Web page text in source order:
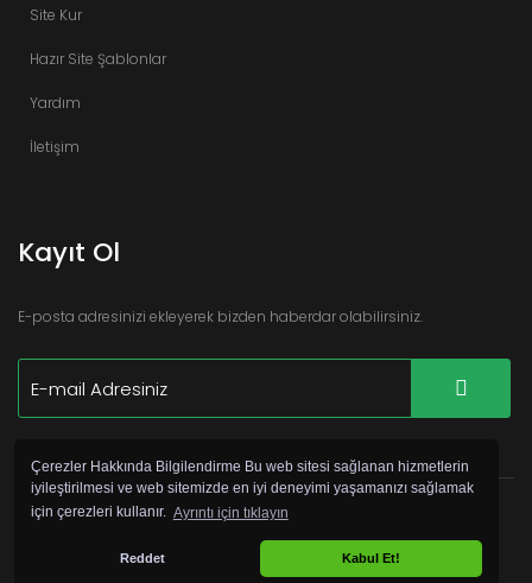
Çerezler Hakkında Bilgilendirme Bu web sitesi sağlanan hizmetlerin
iyileştirilmesi ve web sitemizde en iyi deneyimi yaşamanızı sağlamak
için çerezleri kullanır. Ayrıntı için tıklayın
Reddet Kabul Et!
Site Kur
Hazır Site Şablonlar
Yardım
İletişim
Kayıt Ol
E-posta adresinizi ekleyerek bizden haberdar olabilirsiniz.
© Copyright 2017 Hazır Site Pro by